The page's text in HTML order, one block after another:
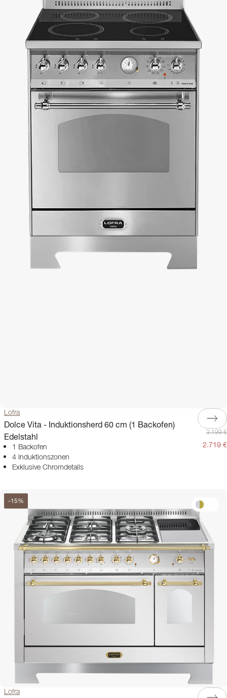
Lofra
Dolce Vita - Induktionsherd 60 cm (1 Backofen)
Edelstahl
1 Backofen
4 Induktionszonen
Exklusive Chromdetails
3.199 €
2.719 €
-15%
Lofra